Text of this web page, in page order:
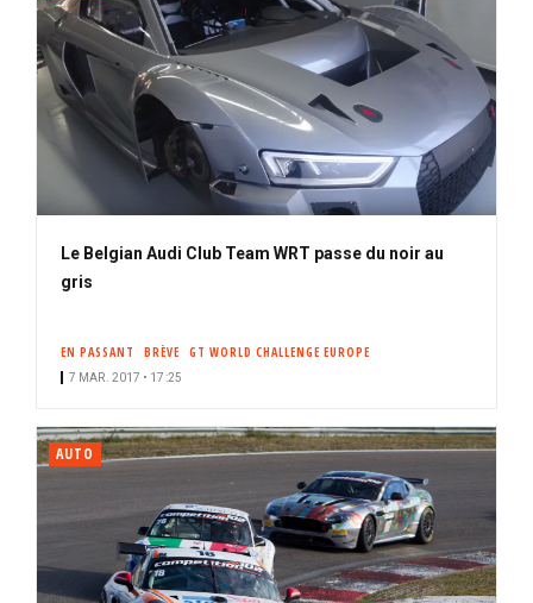
Le Belgian Audi Club Team WRT passe du noir au
gris
EN PASSANT BRÈVE GT WORLD CHALLENGE EUROPE
7 MAR. 2017 • 17:25
AUTO